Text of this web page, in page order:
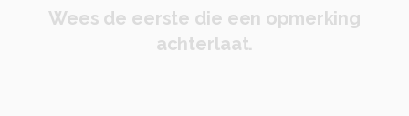
Wees de eerste die een opmerking
achterlaat.